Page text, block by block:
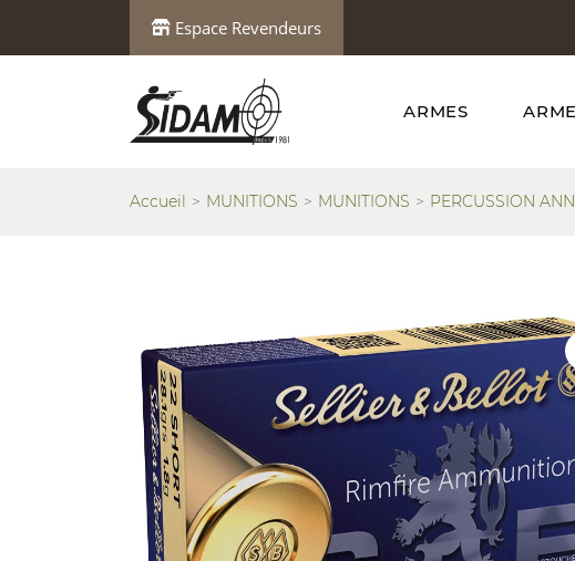
Espace Revendeurs
ARMES
Accueil MUNITIONS MUNITIONS PERCUSSION